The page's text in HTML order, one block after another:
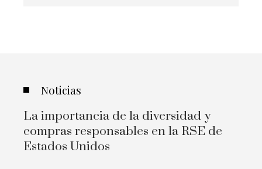
Noticias
La importancia de la diversidad y
compras responsables en la RSE de
Estados Unidos